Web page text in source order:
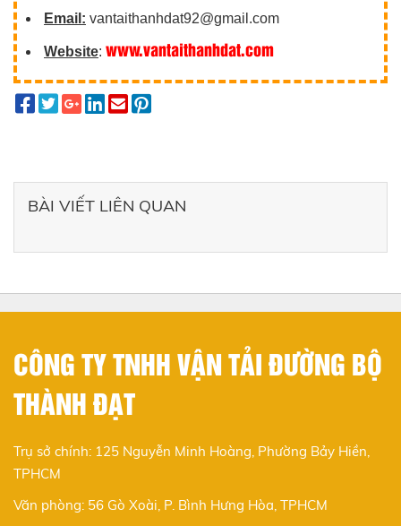
Email: vantaithanhdat92@gmail.com
Website: www.vantaithanhdat.com
BÀI VIẾT LIÊN QUAN
CÔNG TY TNHH VẬN TẢI ĐƯỜNG BỘ
THÀNH ĐẠT
Trụ sở chính: 125 Nguyễn Minh Hoàng, Phường Bảy Hiền,
TPHCM
Văn phòng: 56 Gò Xoài, P. Bình Hưng Hòa, TPHCM